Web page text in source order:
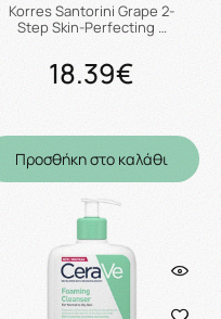
Korres Santorini Grape 2-
Step Skin-Perfecting …
18.39€
Προσθήκη στο καλάθι